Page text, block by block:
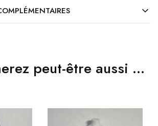
peut-être aussi …